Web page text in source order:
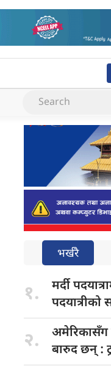
भर्खरै
१. मर्दी
पदयात्रीको
२. अमेरिकासँग
बारुद छन् :